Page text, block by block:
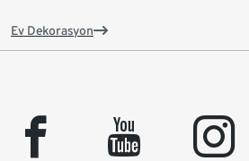
Ev Dekorasyon
facebook youtube instagram